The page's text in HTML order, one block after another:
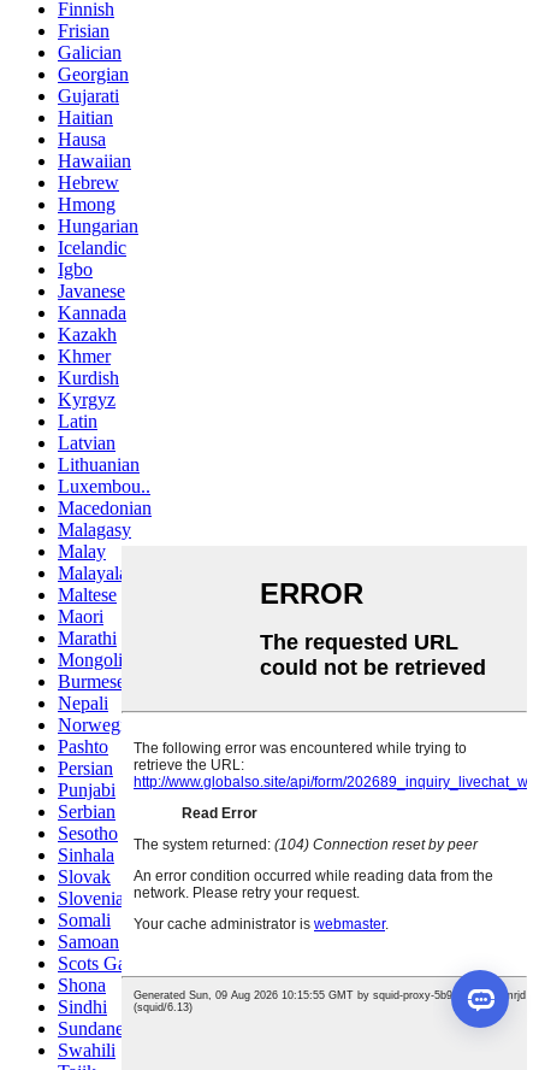
Finnish
Frisian
Galician
Georgian
Gujarati
Haitian
Hausa
Hawaiian
Hebrew
Hmong
Hungarian
Icelandic
Igbo
Javanese
Kannada
Kazakh
Khmer
Kurdish
Kyrgyz
Latin
Latvian
Lithuanian
Luxembou..
Macedonian
Malagasy
Malay
Malayalam
Maltese
Maori
Marathi
Mongolian
Burmese
Nepali
Norwegian
Pashto
Persian
Punjabi
Serbian
Sesotho
Sinhala
Slovak
Slovenian
Somali
Samoan
Scots Gaelic
Shona
Sindhi
Sundanese
Swahili